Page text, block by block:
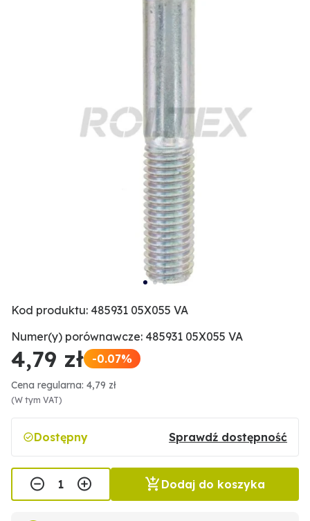
Kod produktu: 485931 05X055 VA
Numer(y) porównawcze: 485931 05X055 VA
4,79 zł -0.07%
Cena regularna: 4,79 zł
(W tym VAT)
Dostępny Sprawdź dostępność
Dodaj do koszyka